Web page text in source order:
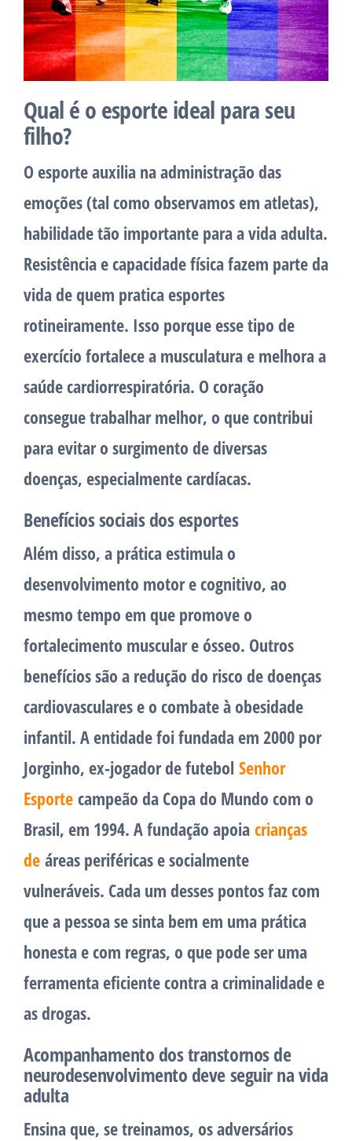
Qual é o esporte ideal para seu
filho?
O esporte auxilia na administração das
emoções (tal como observamos em atletas),
habilidade tão importante para a vida adulta.
Resistência e capacidade física fazem parte da
vida de quem pratica esportes
rotineiramente. Isso porque esse tipo de
exercício fortalece a musculatura e melhora a
saúde cardiorrespiratória. O coração
consegue trabalhar melhor, o que contribui
para evitar o surgimento de diversas
doenças, especialmente cardíacas.
Benefícios sociais dos esportes
Além disso, a prática estimula o
desenvolvimento motor e cognitivo, ao
mesmo tempo em que promove o
fortalecimento muscular e ósseo. Outros
benefícios são a redução do risco de doenças
cardiovasculares e o combate à obesidade
infantil. A entidade foi fundada em 2000 por
Jorginho, ex-jogador de futebol Senhor
Esporte campeão da Copa do Mundo com o
Brasil, em 1994. A fundação apoia crianças
de áreas periféricas e socialmente
vulneráveis. Cada um desses pontos faz com
que a pessoa se sinta bem em uma prática
honesta e com regras, o que pode ser uma
ferramenta eficiente contra a criminalidade e
as drogas.
Acompanhamento dos transtornos de
neurodesenvolvimento deve seguir na vida
adulta
Ensina que, se treinamos, os adversários